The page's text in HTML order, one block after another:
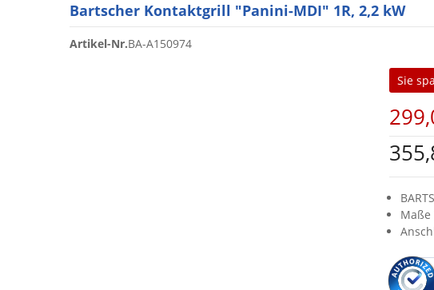
Bartscher Kontaktgrill "Panini-MDI" 1R, 2,2 kW
Artikel-Nr.BA-A150974
Sie
Maße